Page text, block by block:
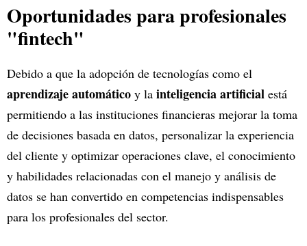
Oportunidades para profesionales
"fintech"
Debido a que la adopción de tecnologías como el
aprendizaje automático y la inteligencia artificial está
permitiendo a las instituciones financieras mejorar la toma
de decisiones basada en datos, personalizar la experiencia
del cliente y optimizar operaciones clave, el conocimiento
y habilidades relacionadas con el manejo y análisis de
datos se han convertido en competencias indispensables
para los profesionales del sector.